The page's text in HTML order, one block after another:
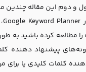
دوم این مقاله چندین
مطالعه کرده باشید به
پیشنهاد
کلمات کلیدی یا